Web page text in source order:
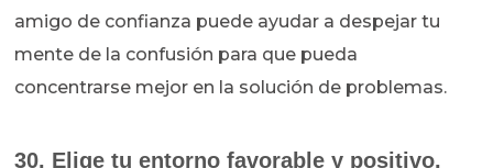
amigo de confianza puede ayudar a despejar tu
mente de la confusión para que pueda
concentrarse mejor en la solución de problemas.
30. Elige tu entorno favorable y positivo.